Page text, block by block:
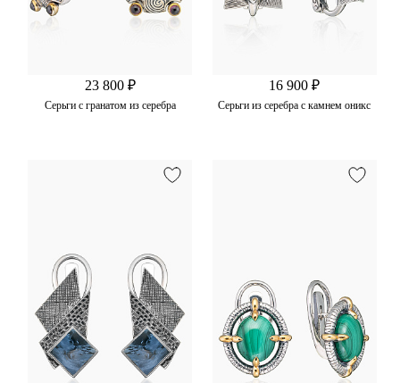
23 800 ₽
Серьги с гранатом из серебра
16 900 ₽
Серьги из серебра с камнем оникс